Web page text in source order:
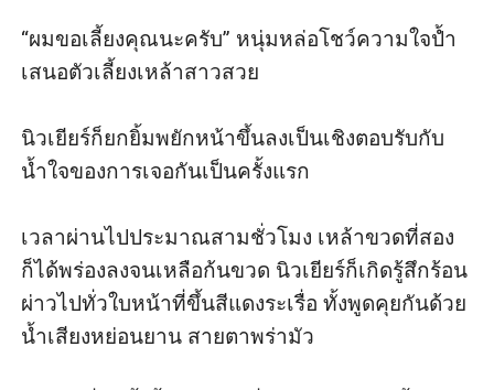
“ผมขอเลี้ยงคุณนะครับ” หนุ่มหล่อโชว์ความใจป้ำ
เสนอตัวเลี้ยงเหล้าสาวสวย
นิวเยียร์ก็ยกยิ้มพยักหน้าขึ้นลงเป็นเชิงตอบรับกับ
น้ำใจของการเจอกันเป็นครั้งแรก
เวลาผ่านไปประมาณสามชั่วโมง เหล้าขวดที่สอง
ก็ได้พร่องลงจนเหลือก้นขวด นิวเยียร์ก็เกิดรู้สึกร้อน
ผ่าวไปทั่วใบหน้าที่ขึ้นสีแดงระเรื่อ ทั้งพูดคุยกันด้วย
น้ำเสียงหย่อนยาน สายตาพร่ามัว